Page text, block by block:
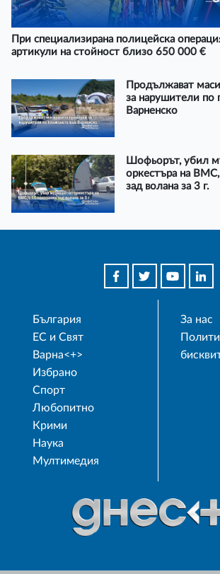
При специализирана полицейска
артикули на стойност близо 650 000 €
Продължават
за нарушители по
Варненско
Шофьорът, убил
оркестъра на ВМС,
зад волана за 3 г.
България
ЕС и Свят
Варна<+>
Избрано
Спорт
Любопитно
Крими
Наука
Мултимедия
За нас